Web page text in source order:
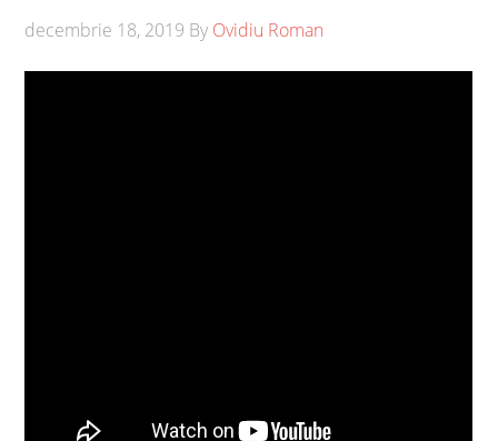
decembrie 18, 2019 By Ovidiu Roman